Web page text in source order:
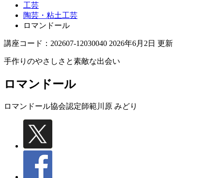
工芸
陶芸・粘土工芸
ロマンドール
講座コード：202607-12030040 2026年6月2日 更新
手作りのやさしさと素敵な出会い
ロマンドール
ロマンドール協会認定師範 川原 みどり